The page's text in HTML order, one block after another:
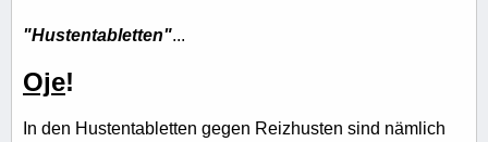
"Hustentabletten"...
Oje!
In den Hustentabletten gegen Reizhusten sind nämlich